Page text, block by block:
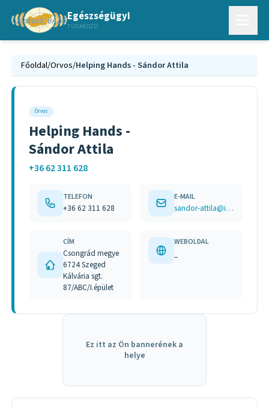
Egészségügyi
TUDAKOZÓ
Főoldal/Orvos/Helping Hands - Sándor Attila
Orvos
Helping Hands -
Sándor Attila
+36 62 311 628
TELEFON
+36 62 311 628
E-MAIL
sandor-attila@invitel.hu
CÍM
Csongrád megye
6724 Szeged
Kálvária sgt.
87/ABC/I.épület
WEBOLDAL
–
Ez itt az Ön bannerének a
helye